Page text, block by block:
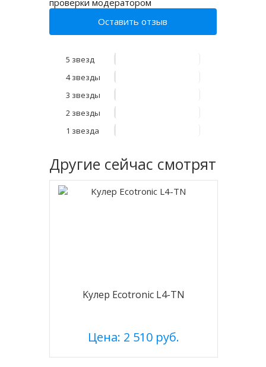
проверки модератором
Оставить отзыв
5 звезд
4 звезды
3 звезды
2 звезды
1 звезда
Другие сейчас смотрят
Kулер Ecotronic L4-TN
Цена: 2 510 руб.